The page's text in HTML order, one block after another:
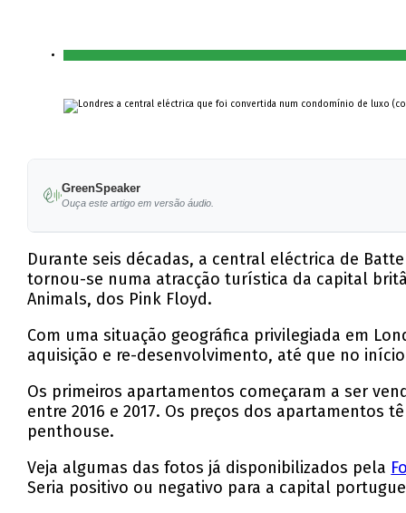
GreenSpeaker
Ouça este artigo em versão áudio.
Durante seis décadas, a central eléctrica de
tornou-se numa atracção turística da capital
Animals, dos Pink Floyd.
Com uma situação geográfica privilegiada em
aquisição e re-desenvolvimento, até que no
Os primeiros apartamentos começaram a ser
entre 2016 e 2017. Os preços dos apartamentos
penthouse.
Veja algumas das fotos já disponibilizados pela
Seria positivo ou negativo para a capital